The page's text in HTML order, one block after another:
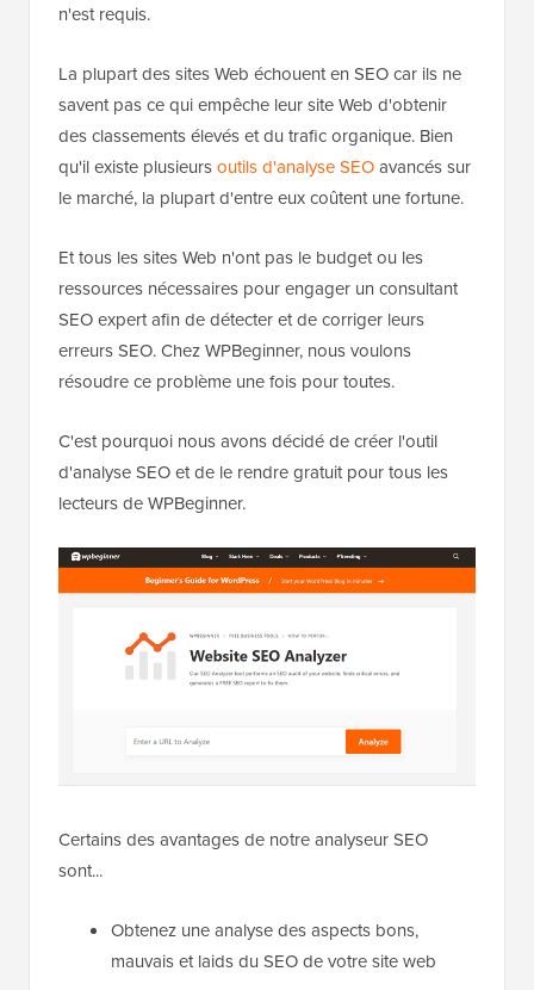
n'est requis.
La plupart des sites Web échouent en SEO car ils ne
savent pas ce qui empêche leur site Web d'obtenir
des classements élevés et du trafic organique. Bien
qu'il existe plusieursoutils d'analyse SEOavancés sur
le marché, la plupart d'entre eux coûtent une fortune.
Et tous les sites Web n'ont pas le budget ou les
ressources nécessaires pour engager un consultant
SEO expert afin de détecter et de corriger leurs
erreurs SEO. Chez WPBeginner, nous voulons
résoudre ce problème une fois pour toutes.
C'est pourquoi nous avons décidé de créer l'outil
d'analyse SEO et de le rendre gratuit pour tous les
lecteurs de WPBeginner.
Certains des avantages de notre analyseur SEO
sont...
Obtenez une analyse des aspects bons,
mauvais et laids du SEO de votre site web